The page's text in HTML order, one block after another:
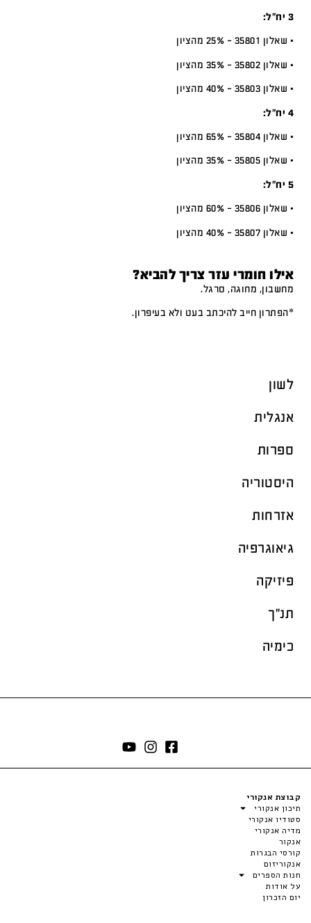
3 יח”ל:
• שאלון 35801 – 25% מהציון
• שאלון 35802 – 35% מהציון
• שאלון 35803 – 40% מהציון
4 יח”ל:
• שאלון 35804 – 65% מהציון
• שאלון 35805 – 35% מהציון
5 יח”ל:
• שאלון 35806 – 60% מהציון
• שאלון 35807 – 40% מהציון
אילו חומרי עזר צריך להביא?
מחשבון, מחוגה, סרגל.
*הפתרון חייב להיכתב בעט ולא בעיפרון.
לשון
אנגלית
ספרות
היסטוריה
אזרחות
גיאוגרפיה
פיזיקה
תנ"ך
כימיה
קבוצת אנקורי
תיכון אנקורי
סטודיו אנקורי
מדיה אנקורי
אנקור
קורסי הבגרות
אנקוריזום
חנות הספרים
על אודות
יום הזכרון